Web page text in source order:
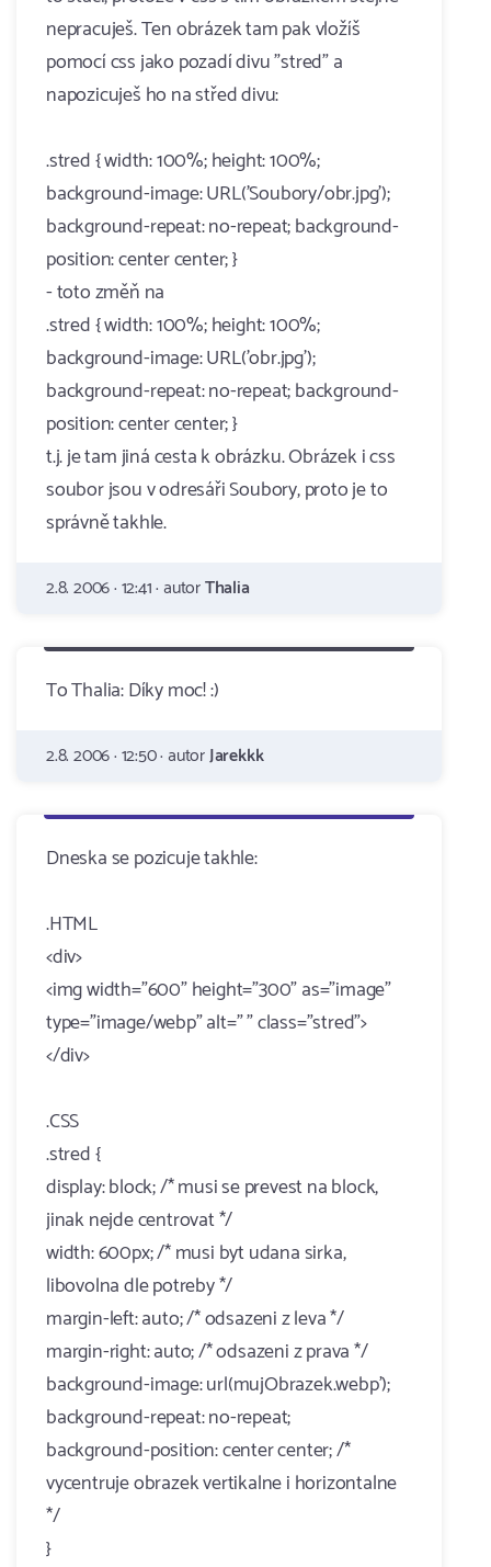
nepracuješ. Ten obrázek tam pak vložíš
pomocí css jako pozadí divu "stred" a
napozicuješ ho na střed divu:
.stred { width: 100%; height: 100%;
background-image: URL('Soubory/obr.jpg');
background-repeat: no-repeat; background-
position: center center; }
- toto změň na
.stred { width: 100%; height: 100%;
background-image: URL('obr.jpg');
background-repeat: no-repeat; background-
position: center center; }
t.j. je tam jiná cesta k obrázku. Obrázek i css
soubor jsou v odresáři Soubory, proto je to
správně takhle.
2.8. 2006 · 12:41 · autorThalia
To Thalia: Díky moc! :)
2.8. 2006 · 12:50 · autorJarekkk
Dneska se pozicuje takhle:
.HTML
<div>
<img width="600" height="300" as="image"
type="image/webp" alt=" " class="stred">
</div>
.CSS
.stred {
display: block; /* musi se prevest na block,
jinak nejde centrovat */
width: 600px; /* musi byt udana sirka,
libovolna dle potreby */
margin-left: auto; /* odsazeni z leva */
margin-right: auto; /* odsazeni z prava */
background-image: url(mujObrazek.webp');
background-repeat: no-repeat;
background-position: center center; /*
vycentruje obrazek vertikalne i horizontalne
*/
}